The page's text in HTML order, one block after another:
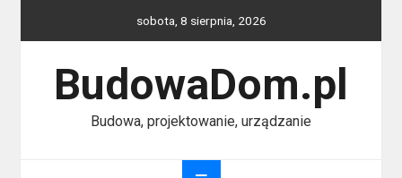
sobota, 8 sierpnia, 2026
BudowaDom.pl
Budowa, projektowanie, urządzanie